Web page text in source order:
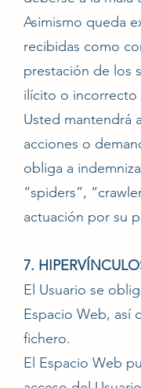
Asimismo queda
recibidas como
prestación de los
ilícito o incorrecto
Usted mantendrá
acciones o
obliga a
“spiders”,
actuación por su
7.
El Usuario se
Espacio Web, así
fichero.
El Espacio Web